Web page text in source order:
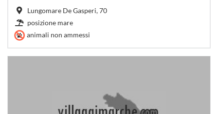
Lungomare De Gasperi, 70
posizione mare
animali non ammessi